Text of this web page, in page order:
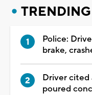
TRENDING
Police:
brake,
Driver
poured